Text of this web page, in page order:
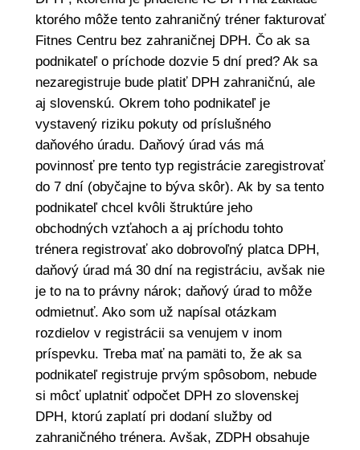
ktorého môže tento zahraničný tréner fakturovať
Fitnes Centru bez zahraničnej DPH. Čo ak sa
podnikateľ o príchode dozvie 5 dní pred? Ak sa
nezaregistruje bude platiť DPH zahraničnú, ale
aj slovenskú. Okrem toho podnikateľ je
vystavený riziku pokuty od príslušného
daňového úradu. Daňový úrad vás má
povinnosť pre tento typ registrácie zaregistrovať
do 7 dní (obyčajne to býva skôr). Ak by sa tento
podnikateľ chcel kvôli štruktúre jeho
obchodných vzťahoch a aj príchodu tohto
trénera registrovať ako dobrovoľný platca DPH,
daňový úrad má 30 dní na registráciu, avšak nie
je to na to právny nárok; daňový úrad to môže
odmietnuť. Ako som už napísal otázkam
rozdielov v registrácii sa venujem v inom
príspevku. Treba mať na pamäti to, že ak sa
podnikateľ registruje prvým spôsobom, nebude
si môcť uplatniť odpočet DPH zo slovenskej
DPH, ktorú zaplatí pri dodaní služby od
zahraničného trénera. Avšak, ZDPH obsahuje